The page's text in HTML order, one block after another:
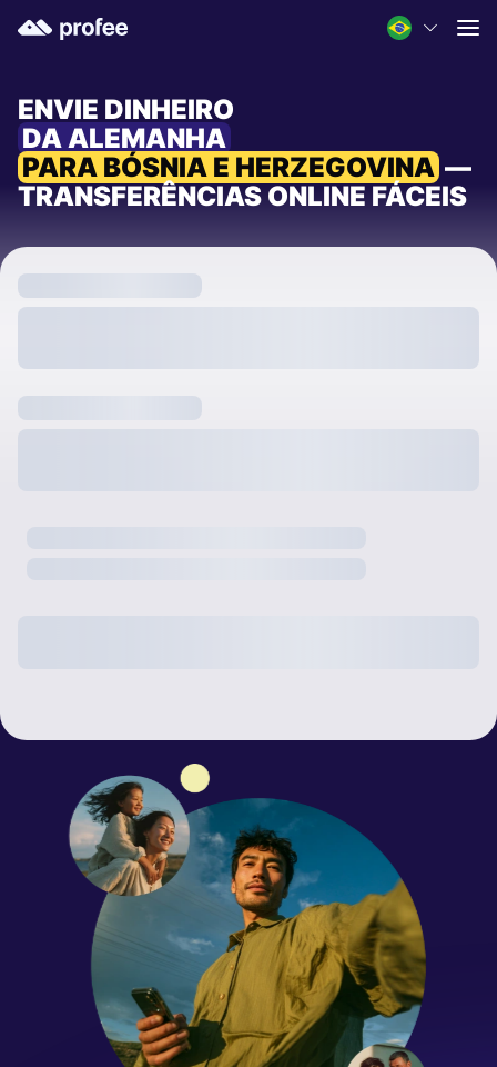
ENVIE DINHEIRO
DA ALEMANHA
PARA BÓSNIA E HERZEGOVINA —
TRANSFERÊNCIAS ONLINE FÁCEIS